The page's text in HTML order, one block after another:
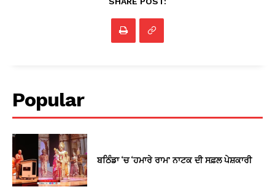
Popular
ਬਠਿੰਡਾ ‘ਚ ‘ਹਮਾਰੇ ਰਾਮ’ ਨਾਟਕ ਦੀ ਸਫ਼ਲ ਪੇਸ਼ਕਾਰੀ